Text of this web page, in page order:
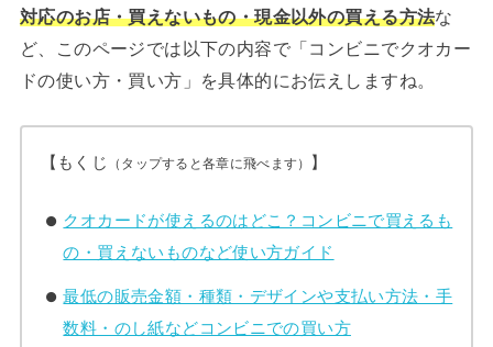
対応のお店・買えないもの・現金以外の買える方法な
ど、このページでは以下の内容で「コンビニでクオカー
ドの使い方・買い方」を具体的にお伝えしますね。
【もくじ （タップすると各章に飛べます） 】
クオカードが使えるのはどこ？コンビニで買えるも
の・買えないものなど使い方ガイド
最低の販売金額・種類・デザインや支払い方法・手
数料・のし紙などコンビニでの買い方